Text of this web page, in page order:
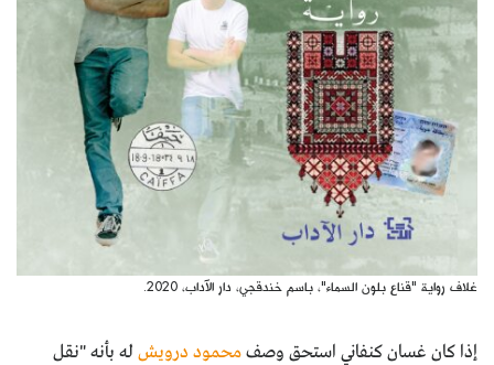
غلاف رواية "قناع بلون السماء"، باسم خندقجي، دار الآداب، 2020.
إذا كان غسان كنفاني استحق وصفمحمود درويش له بأنه "نقل